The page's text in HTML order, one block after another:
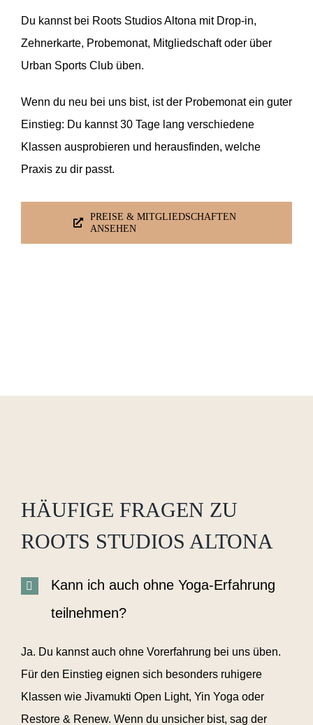
Du kannst bei Roots Studios Altona mit Drop-in,
Zehnerkarte, Probemonat, Mitgliedschaft oder über
Urban Sports Club üben.
Wenn du neu bei uns bist, ist der Probemonat ein guter
Einstieg: Du kannst 30 Tage lang verschiedene
Klassen ausprobieren und herausfinden, welche
Praxis zu dir passt.
PREISE & MITGLIEDSCHAFTEN
ANSEHEN
HÄUFIGE FRAGEN ZU
ROOTS STUDIOS ALTONA
Kann ich auch ohne Yoga-Erfahrung
teilnehmen?
Ja. Du kannst auch ohne Vorerfahrung bei uns üben.
Für den Einstieg eignen sich besonders ruhigere
Klassen wie Jivamukti Open Light, Yin Yoga oder
Restore & Renew. Wenn du unsicher bist, sag der